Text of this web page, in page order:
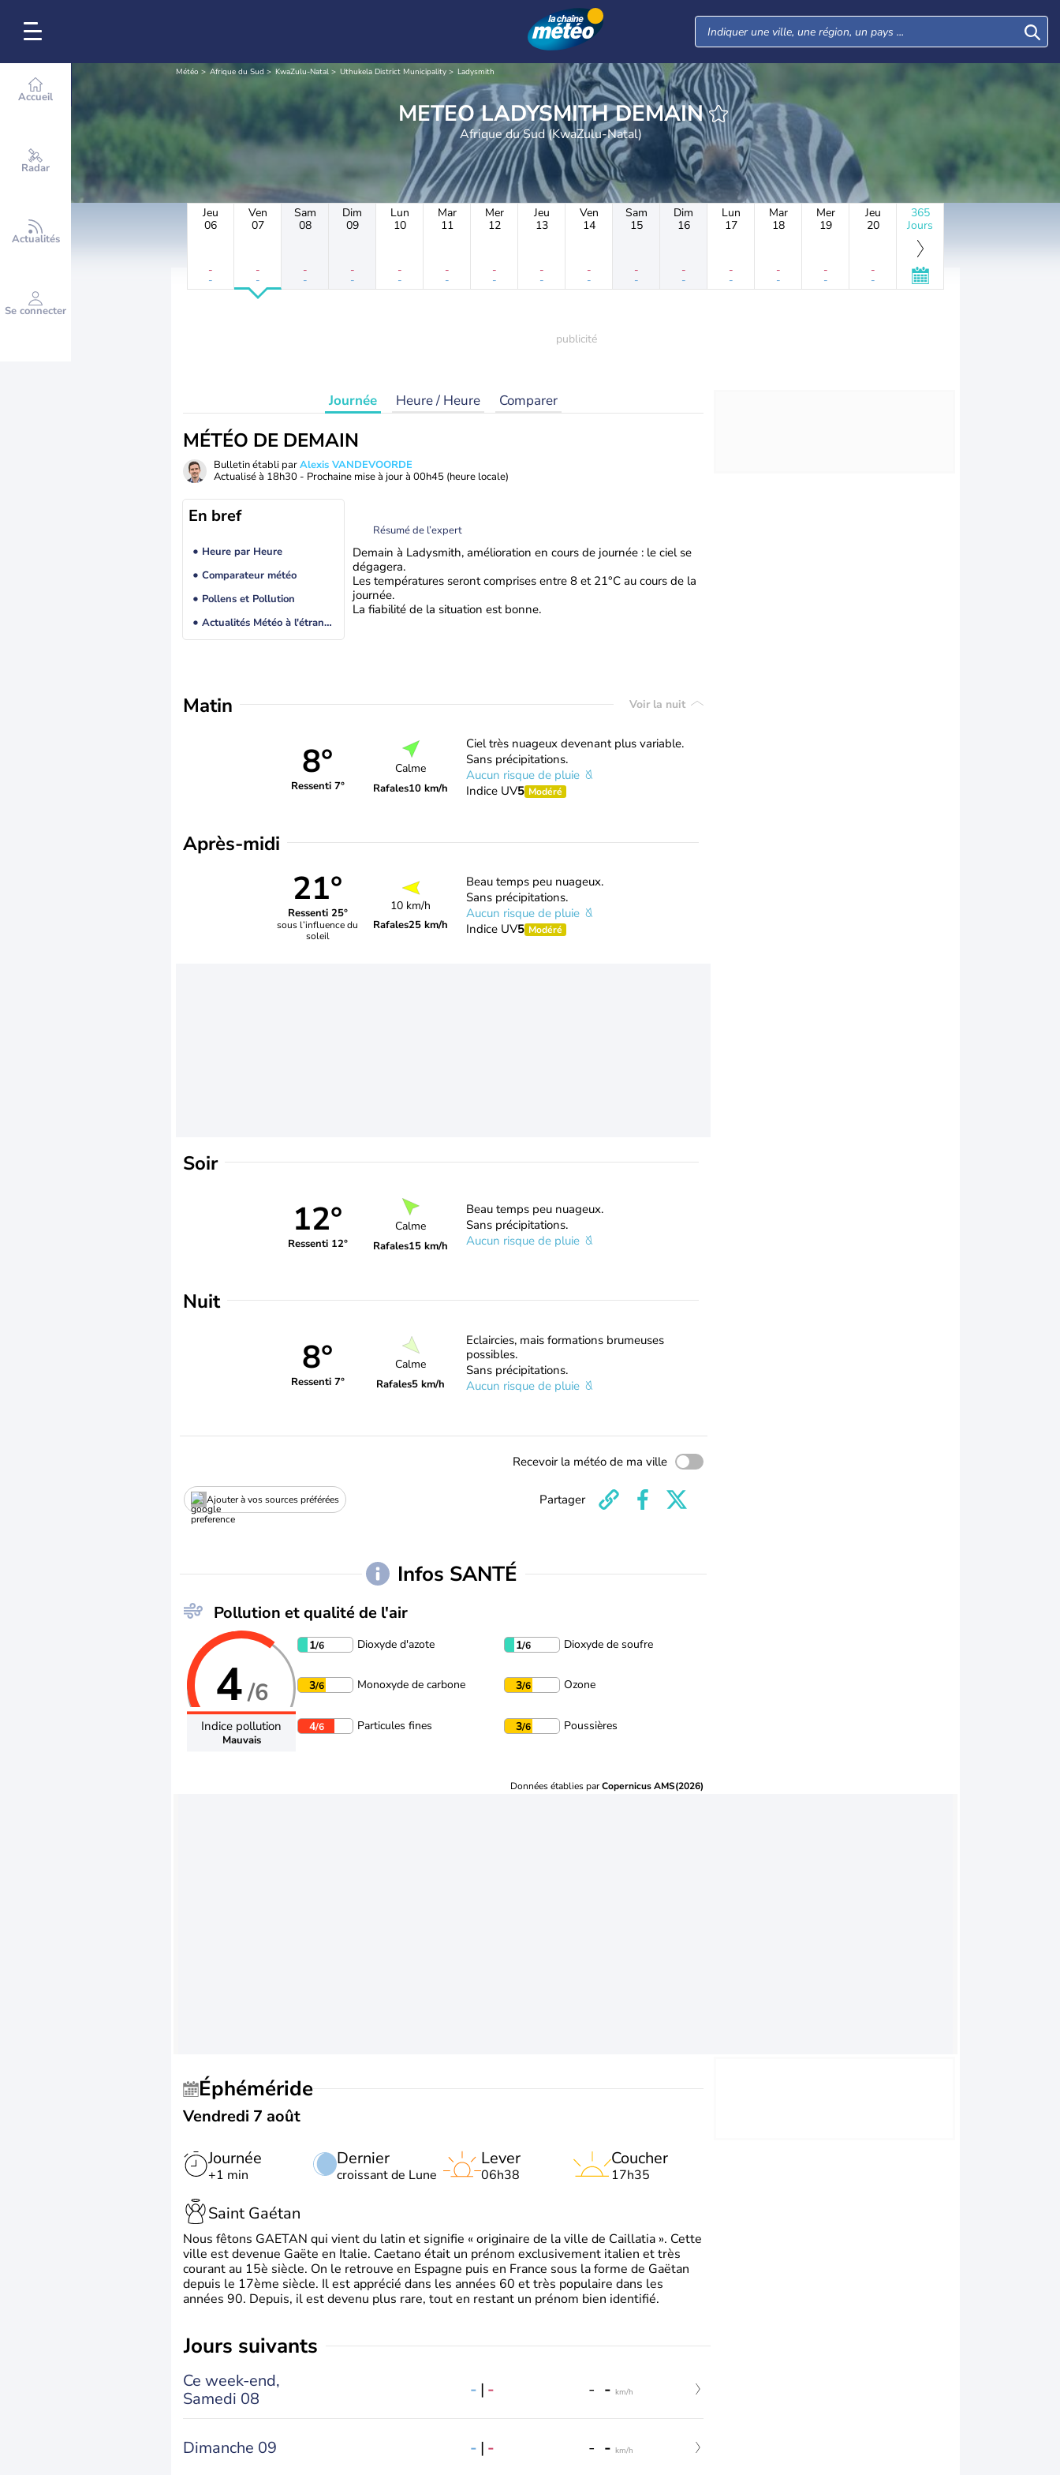
Accueil
Radar
Actualités
Se connecter
Météo Afrique du Sud KwaZulu-Natal Uthukela District Municipality Ladysmith
METEO LADYSMITH DEMAIN
Afrique du Sud (KwaZulu-Natal)
Jeu
06
-
-
Ven
07
-
-
Sam
08
-
-
Dim
09
-
-
Lun
10
-
-
Mar
11
-
-
Mer
12
-
-
Jeu
13
-
-
Ven
14
-
-
Sam
15
-
-
Dim
16
-
-
Lun
17
-
-
Mar
18
-
-
Mer
19
-
-
Jeu
20
-
-
365
Jours
Journée Heure / Heure Comparer
MÉTÉO DE DEMAIN
Bulletin établi parAlexis VANDEVOORDE
Actualisé à 18h30 - Prochaine mise à jour à 00h45 (heure locale)
En bref
Heure par Heure
Comparateur météo
Pollens et Pollution
Actualités Météo à l'étranger
Résumé de l’expert
Demain à Ladysmith, amélioration en cours de journée : le ciel se
dégagera.
Les températures seront comprises entre 8 et 21°C au cours de la
journée.
La fiabilité de la situation est bonne.
Matin Voir la nuit
8°
Ressenti 7°
Calme
Rafales10 km/h
Ciel très nuageux devenant plus variable.
Sans précipitations.
Aucun risque de pluie
Indice UV5 Modéré
Après-midi
21°
Ressenti 25°
sous l’influence du
soleil
10 km/h
Rafales25 km/h
Beau temps peu nuageux.
Sans précipitations.
Aucun risque de pluie
Indice UV5 Modéré
Soir
12°
Ressenti 12°
Calme
Rafales15 km/h
Beau temps peu nuageux.
Sans précipitations.
Aucun risque de pluie
Nuit
8°
Ressenti 7°
Calme
Rafales5 km/h
Eclaircies, mais formations brumeuses
possibles.
Sans précipitations.
Aucun risque de pluie
Recevoir la météo de ma ville
Ajouter à vos sources préférées Partager
Infos SANTÉ
Pollution et qualité de l'air
4/6
Indice pollution
Mauvais
1/6 Dioxyde d'azote 1/6 Dioxyde de soufre
3/6 Monoxyde de carbone 3/6 Ozone
4/6 Particules fines 3/6 Poussières
Données établies parCopernicus AMS(2026)
Éphéméride
Vendredi 7 août
Journée
+1 min
Dernier
croissant de Lune
Lever
06h38
Coucher
17h35
Saint Gaétan
Nous fêtons GAETAN qui vient du latin et signifie « originaire de la ville de Caillatia ». Cette
ville est devenue Gaëte en Italie. Caetano était un prénom exclusivement italien et très
courant au 15è siècle. On le retrouve en Espagne puis en France sous la forme de Gaëtan
depuis le 17ème siècle. Il est apprécié dans les années 60 et très populaire dans les
années 90. Depuis, il est devenu plus rare, tout en restant un prénom bien identifié.
jours suivants
Ce week-end,
Samedi 08
- | - - - km/h
Dimanche 09 - | - - - km/h